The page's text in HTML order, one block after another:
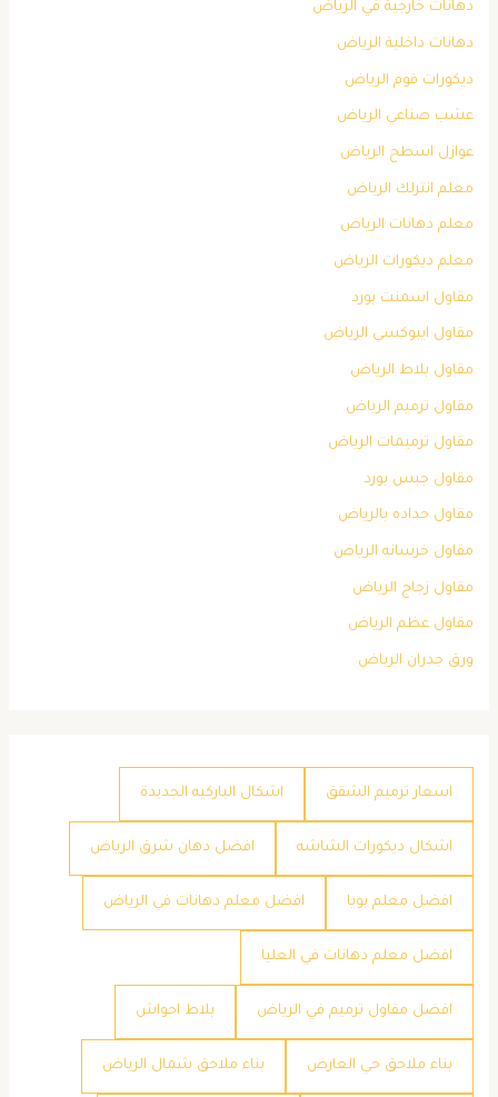
دهانات خارجية في الرياض
دهانات داخلية الرياض
ديكورات فوم الرياض
عشب صناعي الرياض
عوازل اسطح الرياض
معلم انترلك الرياض
معلم دهانات الرياض
معلم ديكورات الرياض
مقاول اسمنت بورد
مقاول ايبوكسي الرياض
مقاول بلاط الرياض
مقاول ترميم الرياض
مقاول ترميمات الرياض
مقاول جبس بورد
مقاول حداده بالرياض
مقاول خرسانه الرياض
مقاول زجاج الرياض
مقاول عظم الرياض
ورق جدران الرياض
اسعار ترميم الشقق اشكال الباركيه الجديدة
اشكال ديكورات الشاشه افضل دهان شرق الرياض
افضل معلم بويا افضل معلم دهانات في الرياض
افضل معلم دهانات في العليا
افضل مقاول ترميم في الرياض بلاط احواش
بناء ملاحق حي العارض بناء ملاحق شمال الرياض